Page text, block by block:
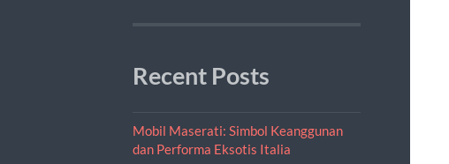
Recent Posts
Mobil Maserati: Simbol Keanggunan
dan Performa Eksotis Italia